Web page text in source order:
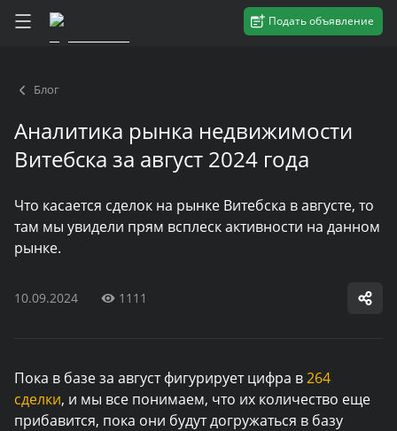
Подать объявление
Блог
Аналитика рынка недвижимости
Витебска за август 2024 года
Что касается сделок на рынке Витебска в августе, то
там мы увидели прям всплеск активности на данном
рынке.
10.09.2024 1111
Пока в базе за август фигурирует цифра в264
сделки, и мы все понимаем, что их количество еще
прибавится, пока они будут догружаться в базу